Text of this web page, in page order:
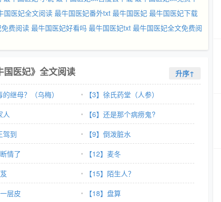
国医妃全文阅读 最牛国医妃番外txt 最牛国医妃 最牛国医妃下载
费阅读 最牛国医妃好看吗 最牛国医妃txt 最牛国医妃全文免费阅
国医妃》全文阅读 升序↑
的继母？（乌梅）
【3】徐氏药堂（人参）
人
【6】还是那个病痨鬼?
驾到
【9】倒泼脏水
情了
【12】麦冬
【15】陌生人？
层皮
【18】盘算